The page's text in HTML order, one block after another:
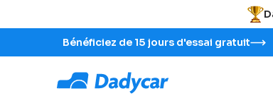
Bénéficiez de 15 jours d'essai gratuit